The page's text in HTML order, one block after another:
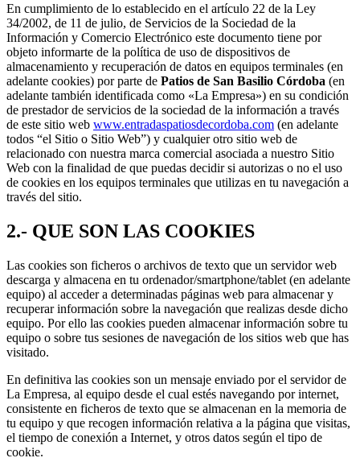
En cumplimiento de lo establecido en el artículo 22 de la Ley
34/2002, de 11 de julio, de Servicios de la Sociedad de la
Información y Comercio Electrónico este documento tiene por
objeto informarte de la política de uso de dispositivos de
almacenamiento y recuperación de datos en equipos terminales (en
adelante cookies) por parte de Patios de San Basilio Córdoba (en
adelante también identificada como «La Empresa») en su condición
de prestador de servicios de la sociedad de la información a través
de este sitio web www.entradaspatiosdecordoba.com (en adelante
todos “el Sitio o Sitio Web”) y cualquier otro sitio web de
relacionado con nuestra marca comercial asociada a nuestro Sitio
Web con la finalidad de que puedas decidir si autorizas o no el uso
de cookies en los equipos terminales que utilizas en tu navegación a
través del sitio.
2.- QUE SON LAS COOKIES
Las cookies son ficheros o archivos de texto que un servidor web
descarga y almacena en tu ordenador/smartphone/tablet (en adelante
equipo) al acceder a determinadas páginas web para almacenar y
recuperar información sobre la navegación que realizas desde dicho
equipo. Por ello las cookies pueden almacenar información sobre tu
equipo o sobre tus sesiones de navegación de los sitios web que has
visitado.
En definitiva las cookies son un mensaje enviado por el servidor de
La Empresa, al equipo desde el cual estés navegando por internet,
consistente en ficheros de texto que se almacenan en la memoria de
tu equipo y que recogen información relativa a la página que visitas,
el tiempo de conexión a Internet, y otros datos según el tipo de
cookie.